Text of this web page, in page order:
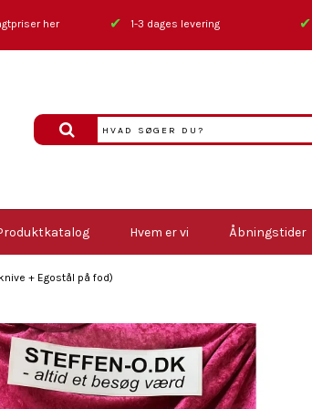
Hvem er vi Åbningstider
+ Egostål på fod)
her ✔ 1-3 dages levering ✔